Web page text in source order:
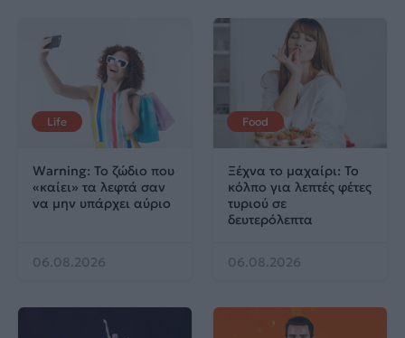
Life
Warning: Το ζώδιο που
«καίει» τα λεφτά σαν
να μην υπάρχει αύριο
06.08.2026
Food
Ξέχνα το μαχαίρι: Το
κόλπο για λεπτές φέτες
τυριού σε
δευτερόλεπτα
06.08.2026